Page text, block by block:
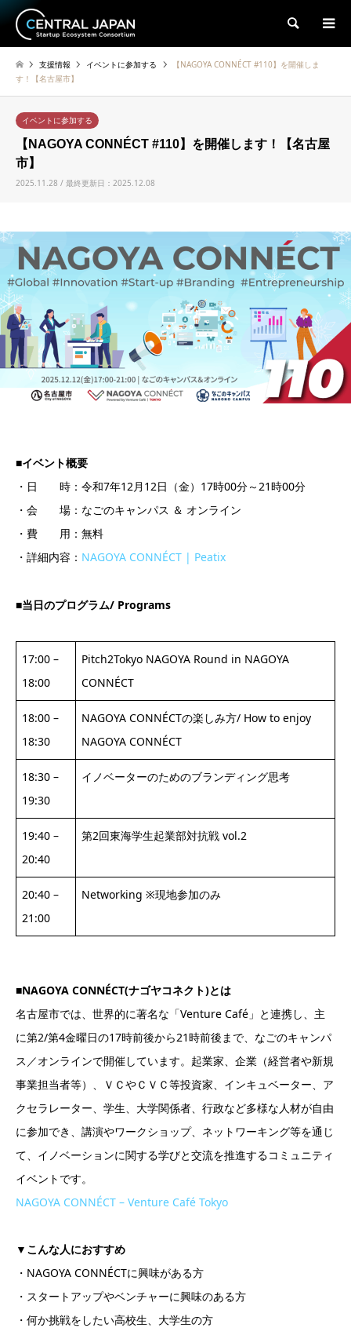
検索
支援情報 イベントに参加する
【NAGOYA CONNÉCT #110】を開催しま
す！【名古屋市】
イベントに参加する
【NAGOYA CONNÉCT #110】を開催します！【名古屋
市】
2025.11.28 / 最終更新日：2025.12.08
■イベント概要
・日 時：令和7年12月12日（金）17時00分～21時00分
・会 場：なごのキャンパス ＆ オンライン
・費 用：無料
・詳細内容： NAGOYA CONNÉCT | Peatix
■当日のプログラム/ Programs
17:00 –
18:00
Pitch2Tokyo NAGOYA Round in NAGOYA
CONNÉCT
18:00 –
18:30
NAGOYA CONNÉCTの楽しみ方/ How to enjoy
NAGOYA CONNÉCT
18:30 –
19:30
イノベーターのためのブランディング思考
19:40 –
20:40
第2回東海学生起業部対抗戦 vol.2
20:40 –
21:00
Networking ※現地参加のみ
■NAGOYA CONNÉCT(ナゴヤコネクト)とは
名古屋市では、世界的に著名な「Venture Café」と連携し、主
に第2/第4金曜日の17時前後から21時前後まで、なごのキャンパ
ス／オンラインで開催しています。起業家、企業（経営者や新規
事業担当者等）、ＶＣやＣＶＣ等投資家、インキュベーター、ア
クセラレーター、学生、大学関係者、行政など多様な人材が自由
に参加でき、講演やワークショップ、ネットワーキング等を通じ
て、イノベーションに関する学びと交流を推進するコミュニティ
イベントです。
NAGOYA CONNÉCT – Venture Café Tokyo
▼こんな人におすすめ
・NAGOYA CONNÉCTに興味がある方
・スタートアップやベンチャーに興味のある方
・何か挑戦をしたい高校生、大学生の方